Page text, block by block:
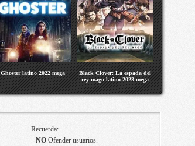
Ghoster latino 2022 mega
Black Clover: La espada del
rey mago latino 2023 mega
Recuerda:
-NOOfender usuarios.